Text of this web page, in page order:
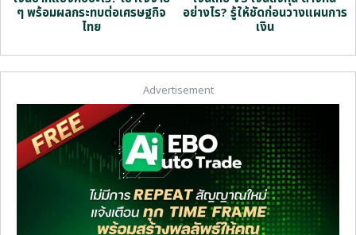
ๆ พร้อมผลกระทบต่อเศรษฐกิจ
ไทย
อย่างไร? รู้ให้ชัดก่อนวางแผนการ
เงิน
Advertisement